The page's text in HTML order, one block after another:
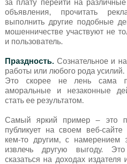
за плату перейти на
объявления, прочитать
выполнить другие подобные
мошенничестве участвуют не
и пользователь.
Праздность. Сознательное и
работы или любого рода усилий.
Это скорее не лень сама
аморальные и незаконные
стать ее результатом.
Самый яркий пример – это
публикует на своем веб-
кем-то другим, с намерением
извлечь другую выгоду.
сказаться на доходах